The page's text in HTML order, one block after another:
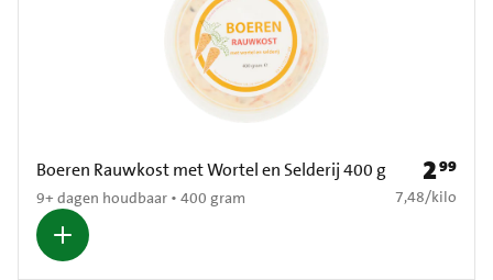
Boeren Rauwkost met Wortel en Selderij 400 g
9+ dagen houdbaar • 400 gram
Prijs: €
299
€ 7,48 per kilo
7,48/kilo